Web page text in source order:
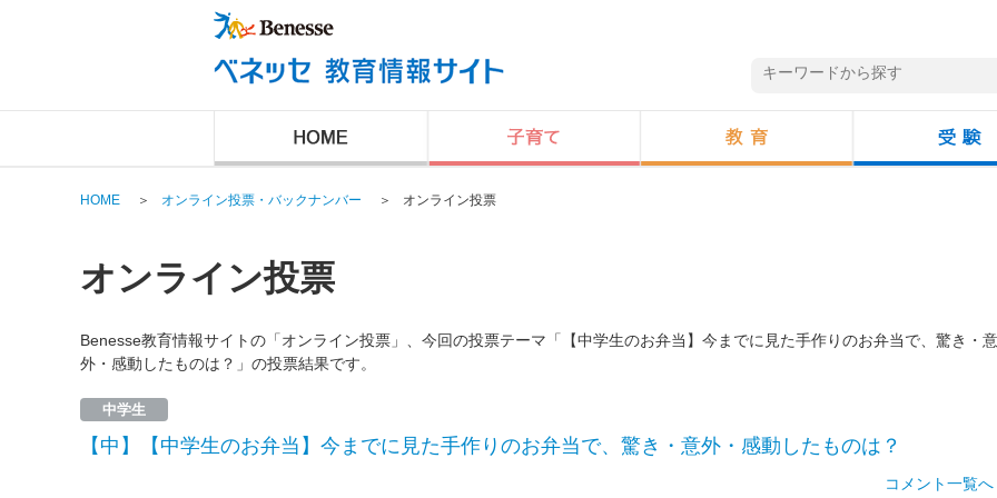
HOME ＞ オンライン投票・バックナンバー ＞ オンライン投票
オンライン投票
Benesse教育情報サイトの「オンライン投票」、今回の投票テーマ「【中学生のお弁当】今までに見た手作りのお弁当で、驚き・意
外・感動したものは？」の投票結果です。
中学生
【中】【中学生のお弁当】今までに見た手作りのお弁当で、驚き・意外・感動したものは？
コメント一覧へ